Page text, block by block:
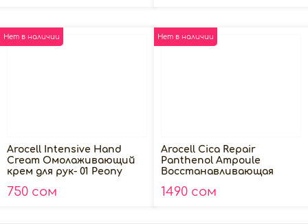
Нет в наличии
Arocell Intensive Hand
Cream Омолаживающий
крем для рук- 01 Peony
750 сом
Нет в наличии
Arocell Cica Repair
Panthenol Ampoule
Восстанавливающая
и пантенолом, 40мл
1490 сом